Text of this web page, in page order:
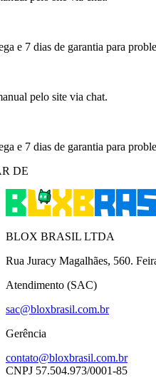
e 7 dias de garantia para
pelo site via chat.
e 7 dias de garantia para
DE
BLOX BRASIL LTDA
Rua Juracy Magalhães, 560.
Atendimento (SAC)
sac@bloxbrasil.com.br
Gerência
contato@bloxbrasil.com.br
CNPJ 57.504.973/0001-85